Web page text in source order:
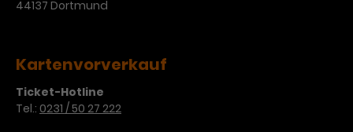
44137 Dortmund
Kartenvorverkauf
Ticket-Hotline
Tel.: 0231 / 50 27 222